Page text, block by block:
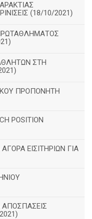
(18/10/2021)
ΣΤΗ
ΠΡΟΠΟΝΗΤΗ
POSITION
ΕΙΣΙΤΗΡΙΩΝ ΓΙΑ